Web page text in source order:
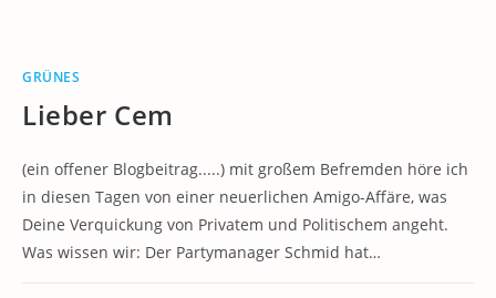
GRÜNES
Lieber Cem
(ein offener Blogbeitrag.....) mit großem Befremden höre ich
in diesen Tagen von einer neuerlichen Amigo-Affäre, was
Deine Verquickung von Privatem und Politischem angeht.
Was wissen wir: Der Partymanager Schmid hat…